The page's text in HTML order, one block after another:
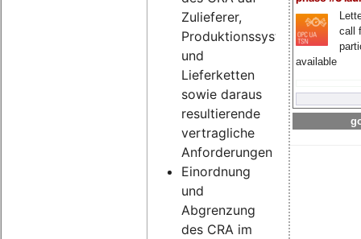
call
available
Zulieferer,
Produktionssysteme
und
Lieferketten
sowie daraus
resultierende
vertragliche
Anforderungen
Einordnung
und
Abgrenzung
des CRA im